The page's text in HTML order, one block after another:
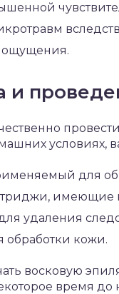
ощущения.
и
условиях,
для
имеющие
удаления
обработки кожи.
восковую
время